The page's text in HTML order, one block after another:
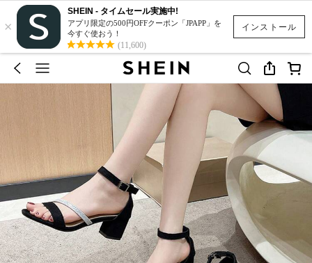
インストール
×
SHEIN - タイムセール実施中!
アプリ限定の500円OFFクーポン「JPAPP」を
今すぐ使おう！
(11,600)